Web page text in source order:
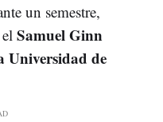
un semestre,
Samuel Ginn
Universidad de